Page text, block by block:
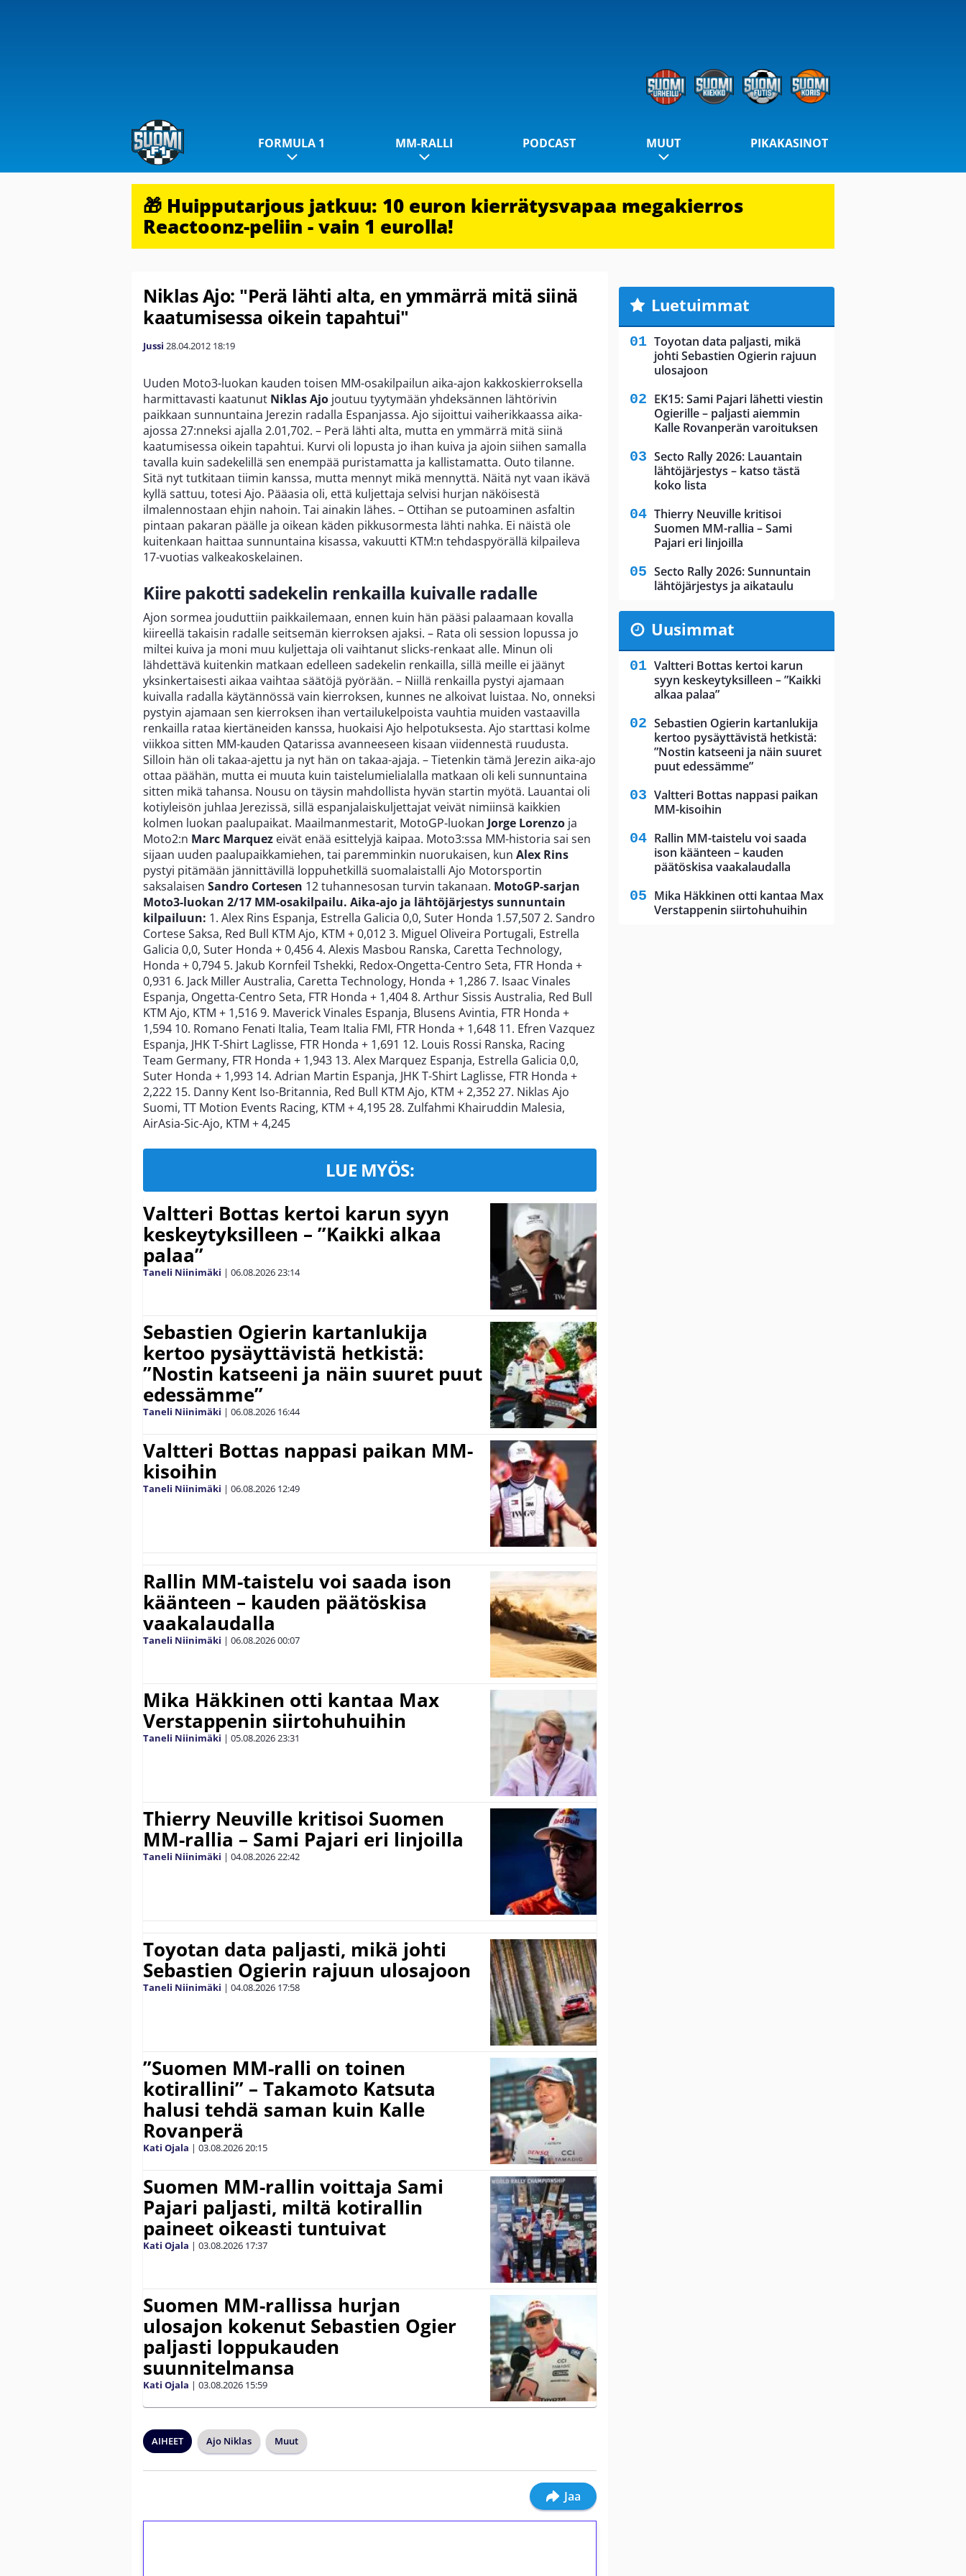
FORMULA 1 MM-RALLI PODCAST MUUT PIKAKASINOT
🎁 Huipputarjous jatkuu: 10 euron kierrätysvapaa megakierros
Reactoonz-peliin - vain 1 eurolla!
Niklas Ajo: "Perä lähti alta, en ymmärrä mitä siinä
kaatumisessa oikein tapahtui"
Jussi 28.04.2012 18:19
Uuden Moto3-luokan kauden toisen MM-osakilpailun aika-ajon kakkoskierroksella
harmittavasti kaatunut Niklas Ajo joutuu tyytymään yhdeksännen lähtörivin
paikkaan sunnuntaina Jerezin radalla Espanjassa. Ajo sijoittui vaiherikkaassa aika-
ajossa 27:nneksi ajalla 2.01,702. – Perä lähti alta, mutta en ymmärrä mitä siinä
kaatumisessa oikein tapahtui. Kurvi oli lopusta jo ihan kuiva ja ajoin siihen samalla
tavalla kuin sadekelillä sen enempää puristamatta ja kallistamatta. Outo tilanne.
Sitä nyt tutkitaan tiimin kanssa, mutta mennyt mikä mennyttä. Näitä nyt vaan ikävä
kyllä sattuu, totesi Ajo. Pääasia oli, että kuljettaja selvisi hurjan näköisestä
ilmalennostaan ehjin nahoin. Tai ainakin lähes. – Ottihan se putoaminen asfaltin
pintaan pakaran päälle ja oikean käden pikkusormesta lähti nahka. Ei näistä ole
kuitenkaan haittaa sunnuntaina kisassa, vakuutti KTM:n tehdaspyörällä kilpaileva
17-vuotias valkeakoskelainen.
Kiire pakotti sadekelin renkailla kuivalle radalle
Ajon sormea jouduttiin paikkailemaan, ennen kuin hän pääsi palaamaan kovalla
kiireellä takaisin radalle seitsemän kierroksen ajaksi. – Rata oli session lopussa jo
miltei kuiva ja moni muu kuljettaja oli vaihtanut slicks-renkaat alle. Minun oli
lähdettävä kuitenkin matkaan edelleen sadekelin renkailla, sillä meille ei jäänyt
yksinkertaisesti aikaa vaihtaa säätöjä pyörään. – Niillä renkailla pystyi ajamaan
kuivalla radalla käytännössä vain kierroksen, kunnes ne alkoivat luistaa. No, onneksi
pystyin ajamaan sen kierroksen ihan vertailukelpoista vauhtia muiden vastaavilla
renkailla rataa kiertäneiden kanssa, huokaisi Ajo helpotuksesta. Ajo starttasi kolme
viikkoa sitten MM-kauden Qatarissa avanneeseen kisaan viidennestä ruudusta.
Silloin hän oli takaa-ajettu ja nyt hän on takaa-ajaja. – Tietenkin tämä Jerezin aika-ajo
ottaa päähän, mutta ei muuta kuin taistelumielialalla matkaan oli keli sunnuntaina
sitten mikä tahansa. Nousu on täysin mahdollista hyvän startin myötä. Lauantai oli
kotiyleisön juhlaa Jerezissä, sillä espanjalaiskuljettajat veivät nimiinsä kaikkien
kolmen luokan paalupaikat. Maailmanmestarit, MotoGP-luokan Jorge Lorenzo ja
Moto2:n Marc Marquez eivät enää esittelyjä kaipaa. Moto3:ssa MM-historia sai sen
sijaan uuden paalupaikkamiehen, tai paremminkin nuorukaisen, kun Alex Rins
pystyi pitämään jännittävillä loppuhetkillä suomalaistalli Ajo Motorsportin
saksalaisen Sandro Cortesen 12 tuhannesosan turvin takanaan. MotoGP-sarjan
Moto3-luokan 2/17 MM-osakilpailu. Aika-ajo ja lähtöjärjestys sunnuntain
kilpailuun: 1. Alex Rins Espanja, Estrella Galicia 0,0, Suter Honda 1.57,507 2. Sandro
Cortese Saksa, Red Bull KTM Ajo, KTM + 0,012 3. Miguel Oliveira Portugali, Estrella
Galicia 0,0, Suter Honda + 0,456 4. Alexis Masbou Ranska, Caretta Technology,
Honda + 0,794 5. Jakub Kornfeil Tshekki, Redox-Ongetta-Centro Seta, FTR Honda +
0,931 6. Jack Miller Australia, Caretta Technology, Honda + 1,286 7. Isaac Vinales
Espanja, Ongetta-Centro Seta, FTR Honda + 1,404 8. Arthur Sissis Australia, Red Bull
KTM Ajo, KTM + 1,516 9. Maverick Vinales Espanja, Blusens Avintia, FTR Honda +
1,594 10. Romano Fenati Italia, Team Italia FMI, FTR Honda + 1,648 11. Efren Vazquez
Espanja, JHK T-Shirt Laglisse, FTR Honda + 1,691 12. Louis Rossi Ranska, Racing
Team Germany, FTR Honda + 1,943 13. Alex Marquez Espanja, Estrella Galicia 0,0,
Suter Honda + 1,993 14. Adrian Martin Espanja, JHK T-Shirt Laglisse, FTR Honda +
2,222 15. Danny Kent Iso-Britannia, Red Bull KTM Ajo, KTM + 2,352 27. Niklas Ajo
Suomi, TT Motion Events Racing, KTM + 4,195 28. Zulfahmi Khairuddin Malesia,
AirAsia-Sic-Ajo, KTM + 4,245
LUE MYÖS:
Valtteri Bottas kertoi karun syyn
keskeytyksilleen – ”Kaikki alkaa
palaa”
Taneli Niinimäki | 06.08.202623:14
Sebastien Ogierin kartanlukija
kertoo pysäyttävistä hetkistä:
”Nostin katseeni ja näin suuret puut
edessämme”
Taneli Niinimäki | 06.08.2026 16:44
Valtteri Bottas nappasi paikan MM-
kisoihin
Taneli Niinimäki | 06.08.2026 12:49
Rallin MM-taistelu voi saada ison
käänteen – kauden päätöskisa
vaakalaudalla
Taneli Niinimäki | 06.08.202600:07
Mika Häkkinen otti kantaa Max
Verstappenin siirtohuhuihin
Taneli Niinimäki | 05.08.202623:31
Thierry Neuville kritisoi Suomen
MM-rallia – Sami Pajari eri linjoilla
Taneli Niinimäki | 04.08.202622:42
Toyotan data paljasti, mikä johti
Sebastien Ogierin rajuun ulosajoon
Taneli Niinimäki | 04.08.2026 17:58
”Suomen MM-ralli on toinen
kotirallini” – Takamoto Katsuta
halusi tehdä saman kuin Kalle
Rovanperä
Kati Ojala | 03.08.202620:15
Suomen MM-rallin voittaja Sami
Pajari paljasti, miltä kotirallin
paineet oikeasti tuntuivat
Kati Ojala | 03.08.2026 17:37
Suomen MM-rallissa hurjan
ulosajon kokenut Sebastien Ogier
paljasti loppukauden
suunnitelmansa
Kati Ojala | 03.08.2026 15:59
AIHEET Ajo Niklas Muut
Jaa
Luetuimmat
Toyotan data paljasti, mikä
johti Sebastien Ogierin rajuun
ulosajoon
EK15: Sami Pajari lähetti viestin
Ogierille – paljasti aiemmin
Kalle Rovanperän varoituksen
Secto Rally 2026: Lauantain
lähtöjärjestys – katso tästä
koko lista
Thierry Neuville kritisoi
Suomen MM-rallia – Sami
Pajari eri linjoilla
Secto Rally 2026: Sunnuntain
lähtöjärjestys ja aikataulu
Uusimmat
Valtteri Bottas kertoi karun
syyn keskeytyksilleen – ”Kaikki
alkaa palaa”
Sebastien Ogierin kartanlukija
kertoo pysäyttävistä hetkistä:
”Nostin katseeni ja näin suuret
puut edessämme”
Valtteri Bottas nappasi paikan
MM-kisoihin
Rallin MM-taistelu voi saada
ison käänteen – kauden
päätöskisa vaakalaudalla
Mika Häkkinen otti kantaa Max
Verstappenin siirtohuhuihin